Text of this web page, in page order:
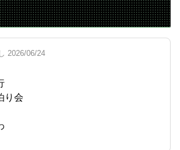
2026/06/24
り会